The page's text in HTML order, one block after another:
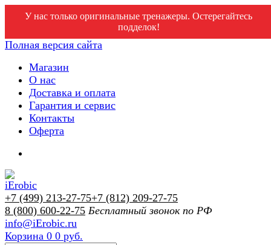
У нас только оригинальные тренажеры. Остерегайтесь
подделок!
Полная версия сайта
Магазин
О нас
Доставка и оплата
Гарантия и сервис
Контакты
Оферта
+7 (499) 213-27-75+7 (812) 209-27-75
8 (800) 600-22-75 Бесплатный звонок по РФ
info@iErobic.ru
Корзина 0 0 руб.